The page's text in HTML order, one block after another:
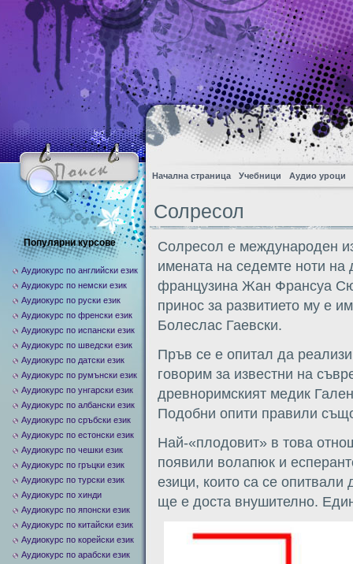
Начална страница Учебници Аудио уроци
Солресол
Солресол е международен
имената на седемте ноти на
французина Жан Франсуа
принос за развитието му е
Болеслас Гаевски.
Пръв се е опитал да
говорим за известни на
древноримският медик
Подобни опити правили
Най-«плодовит» в това
появили волапюк и
езици, които са се опитвали
ще е доста внушително.
Популярни курсове
Аудиокурс по английски език
Аудиокурс по немски език
Аудиокурс по руски език
Аудиокурс по френски език
Аудиокурс по испански език
Аудиокурс по шведски език
Аудиокурс по датски език
Аудиокурс по румънски език
Аудиокурс по унгарски език
Аудиокурс по албански език
Аудиокурс по сръбски език
Аудиокурс по естонски език
Аудиокурс по чешки език
Аудиокурс по гръцки език
Аудиокурс по турски език
Аудиокурс по хинди
Аудиокурс по японски език
Аудиокурс по китайски език
Аудиокурс по корейски език
Аудиокурс по арабски език